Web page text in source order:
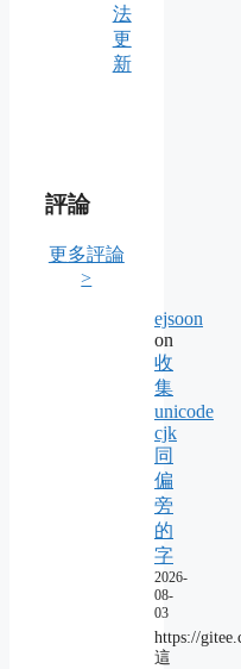
法
更
新
評論
更多評論
>
ejsoon
on
收
集
unicode
cjk
同
偏
旁
的
字
2026-
08-
03
https://
這